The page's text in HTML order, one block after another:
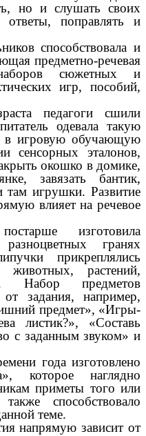
но и слушать своих
поправлять и
способствовала и
предметно-речевая
сюжетных и
игр, пособий,
педагоги сшили
одевала такую
в игровую обучающую
сенсорных эталонов,
окошко в домике,
завязать бантик,
там игрушки. Развитие
влияет на речевое
изготовила
гранях
прикреплялись
животных, растений,
Набор предметов
задания, например,
предмет», «Игры-
листик?», «Составь
с заданным звуком» и
года изготовлено
которое наглядно
приметы того или
способствовало
теме.
напрямую зависит от